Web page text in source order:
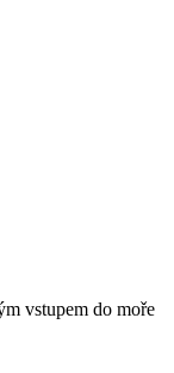
vstupem do moře